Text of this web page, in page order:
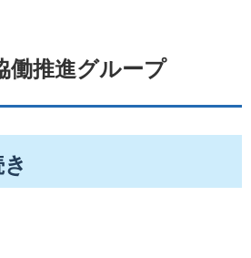
働推進グループ